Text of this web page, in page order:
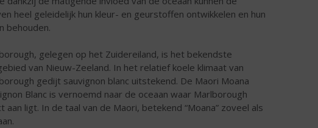
heel geleidelijk hun kleur- en geurstoffen ontwikkelen en hun
behouden.
gelegen op het Zuidereiland, is het bekendste
van Nieuw-Zeeland. In het relatief koele klimaat van
gedijt sauvignon blanc uitstekend. De Maori Moana
Blanc is vernoemd naar de oceaan waar Marlborough
aan ligt. In de taal van de Maori, betekend “Moana” zoveel als